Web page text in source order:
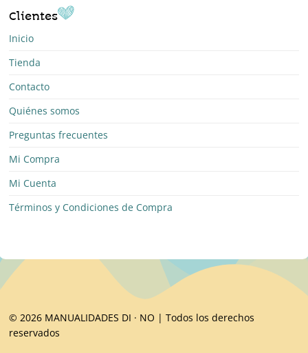
Clientes
Inicio
Tienda
Contacto
Quiénes somos
Preguntas frecuentes
Mi Compra
Mi Cuenta
Términos y Condiciones de Compra
© 2026 MANUALIDADES DI · NO | Todos los derechos
reservados